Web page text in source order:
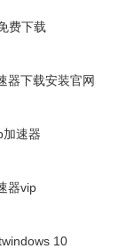
费下载
器下载安装官网
加速器
器vip
10